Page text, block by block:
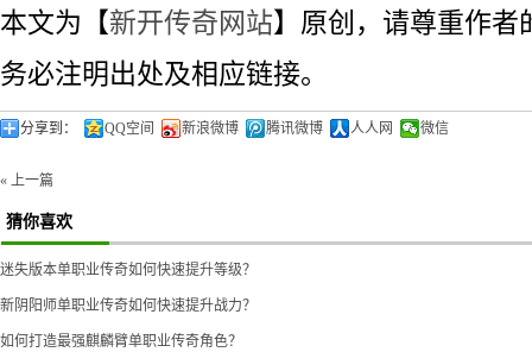
本文为【新开传奇网站】原创，请尊重作者
务必注明出处及相应链接。
分享到： QQ空间 新浪微博 腾讯微博 人人网 微信
« 上一篇
猜你喜欢
迷失版本单职业传奇如何快速提升等级？
新阴阳师单职业传奇如何快速提升战力？
如何打造最强麒麟臂单职业传奇角色？